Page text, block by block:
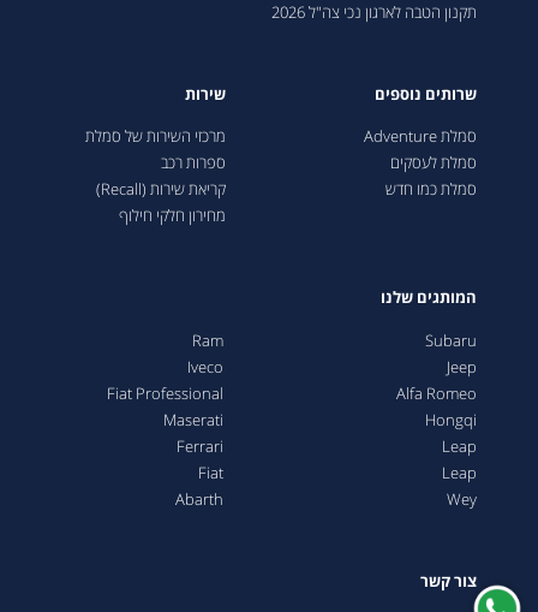
תקנון הטבה לארגון נכי צה"ל 2026
שרותים נוספים
סמלת Adventure
סמלת לעסקים
סמלת כמו חדש
שירות
מרכזי השירות של סמלת
ספרות רכב
קריאת שירות (Recall)
מחירון חלקי חילוף
המותגים שלנו
Subaru
Jeep
Alfa Romeo
Hongqi
Leap
Leap
Wey
Ram
Iveco
Fiat Professional
Maserati
Ferrari
Fiat
Abarth
צור קשר